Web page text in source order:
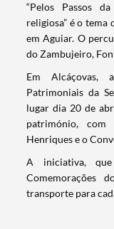
Termo de
“Pelos Passos
religiosa” é o
em Aguiar. O
do Zambujeiro,
Em Alcáçovas,
Patrimoniais da
lugar dia 20 de
património, com
Henriques e o
A iniciativa,
Comemorações
transporte para